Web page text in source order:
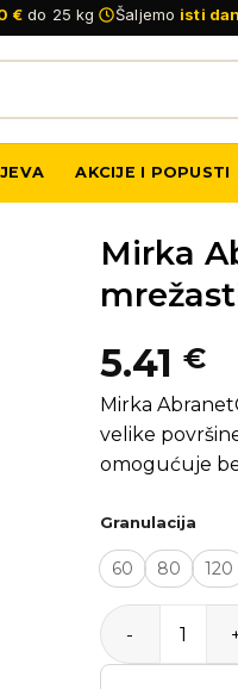
€ do 25 kg Šaljemo isti dan
AKCIJE I POPUSTI
Mirka
5.41 €
Mirka
velike
omogućuje
Granulacija
60 80 120
Mirka